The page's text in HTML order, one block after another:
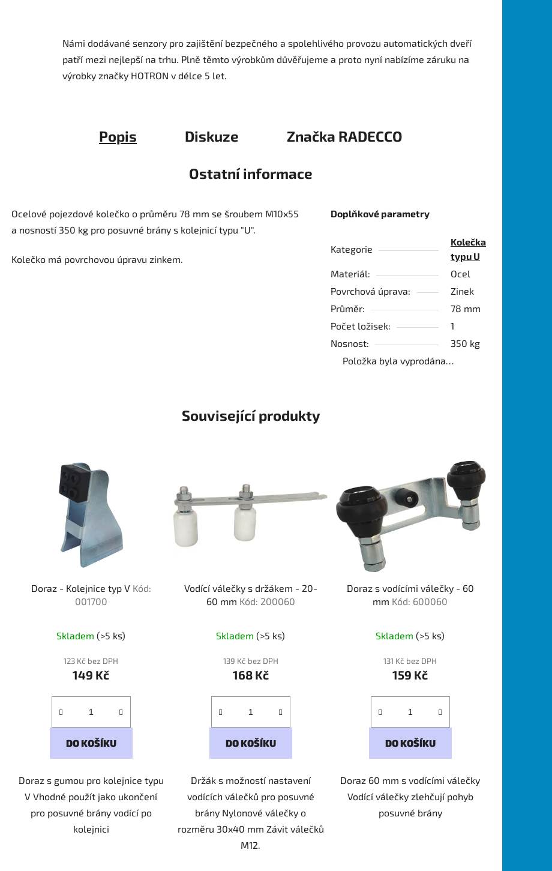
Námi dodávané senzory pro zajištění bezpečného a spolehlivého provozu automatických dveří
patří mezi nejlepší na trhu. Plně těmto výrobkům důvěřujeme a proto nyní nabízíme záruku na
výrobky značky HOTRON v délce 5 let.
Popis Diskuze Značka RADECCO
Ostatní informace
Ocelové pojezdové kolečko o průměru 78 mm se šroubem M10x55
a nosností 350 kg pro posuvné brány s kolejnicí typu "U".
Kolečko má povrchovou úpravu zinkem.
Doplňkové parametry
Kategorie
Kolečka
typu U
Materiál:
Ocel
Povrchová úprava:
Zinek
Průměr:
78 mm
Počet ložisek:
1
Nosnost:
350 kg
Položka byla vyprodána…
Související produkty
Doraz - Kolejnice typ V Kód:
001700
Skladem(>5 ks)
123 Kč bez DPH
149 Kč
DO KOŠÍKU
Doraz s gumou pro kolejnice typu
V Vhodné použít jako ukončení
pro posuvné brány vodící po
kolejnici
Vodící válečky s držákem - 20-
60 mm Kód: 200060
Skladem(>5 ks)
139 Kč bez DPH
168 Kč
DO KOŠÍKU
Držák s možností nastavení
vodících válečků pro posuvné
brány Nylonové válečky o
rozměru 30x40 mm Závit válečků
M12.
Doraz s vodícími válečky - 60
mm Kód: 600060
Skladem(>5 ks)
131 Kč bez DPH
159 Kč
DO KOŠÍKU
Doraz 60 mm s vodícími válečky
Vodící válečky zlehčují pohyb
posuvné brány